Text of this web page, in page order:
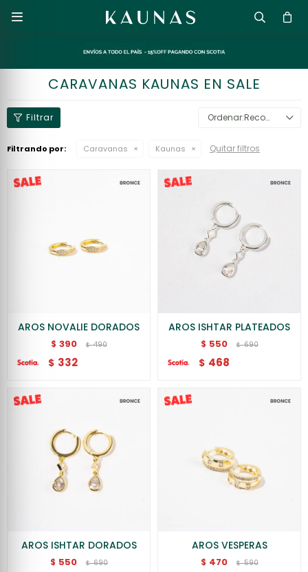

CARAVANAS KAUNAS EN SALE
Recomendados
Filtrando por: Caravanas Kaunas Quitar filtros
AROS NOVALIE DORADOS
$ 390 $ 490
$ 332
AROS ISHTAR PLATEADOS
$ 550 $ 690
$ 468
AROS ISHTAR DORADOS
$ 550 $ 690
AROS VESPERAS
$ 470 $ 590